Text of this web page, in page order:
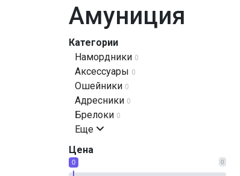
Амуниция
Категории
Намордники 0
Аксессуары 0
Ошейники 0
Адресники 0
Брелоки 0
Еще
Цена
0
0